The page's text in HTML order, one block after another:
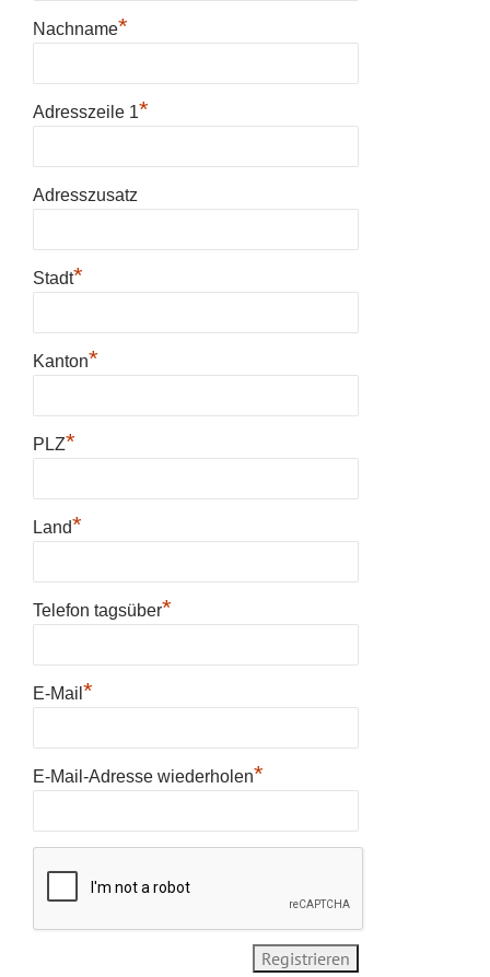
Nachname*
Adresszeile 1*
Adresszusatz
Stadt*
Kanton*
PLZ*
Land*
Telefon tagsüber*
E-Mail *
E-Mail-Adresse wiederholen*